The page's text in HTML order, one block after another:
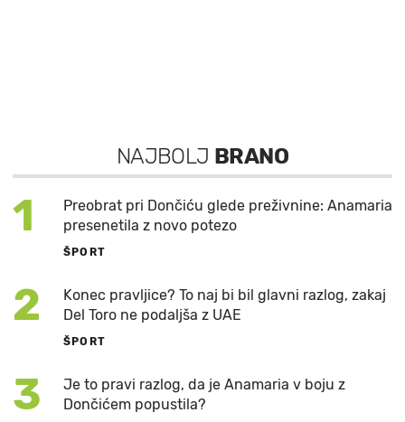
NAJBOLJ BRANO
1
Preobrat pri Dončiću glede preživnine: Anamaria
presenetila z novo potezo
ŠPORT
2
Konec pravljice? To naj bi bil glavni razlog, zakaj
Del Toro ne podaljša z UAE
ŠPORT
3
Je to pravi razlog, da je Anamaria v boju z
Dončićem popustila?